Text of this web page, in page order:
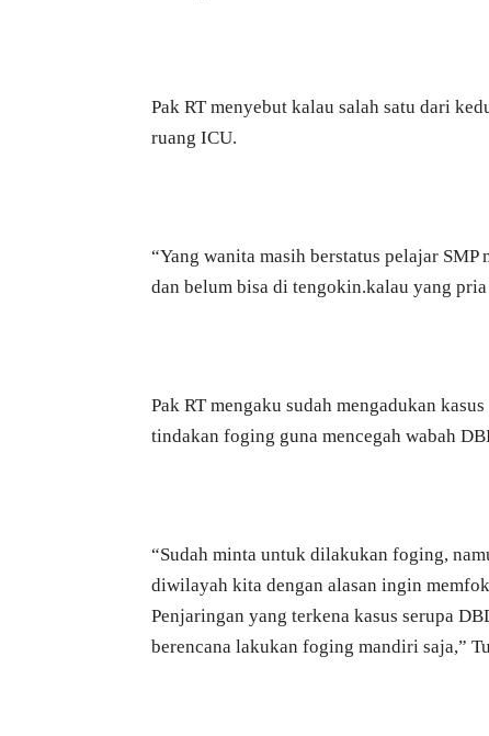
Pak RT menyebut kalau salah satu dari
ruang ICU.
“Yang wanita masih berstatus pelajar
dan belum bisa di tengokin.kalau yang
Pak RT mengaku sudah mengadukan
tindakan foging guna mencegah wabah
“Sudah minta untuk dilakukan foging,
diwilayah kita dengan alasan ingin
Penjaringan yang terkena kasus serupa
berencana lakukan foging mandiri saja,”